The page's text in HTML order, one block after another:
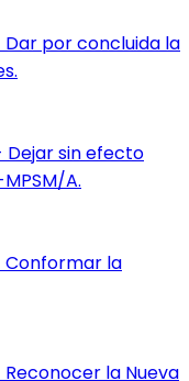
Dar por concluida la
Dejar sin efecto
A.
Conformar la
Reconocer la Nueva